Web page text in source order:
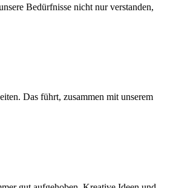
Bedürfnisse nicht nur verstanden,
Das führt, zusammen mit unserem